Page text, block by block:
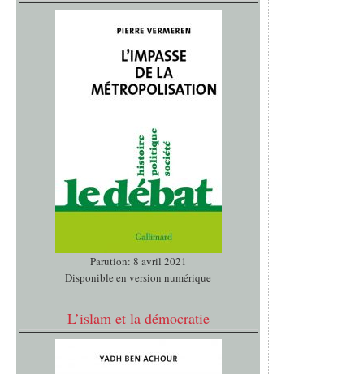
Parution: 8 avril 2021
Disponible en version numérique
L’islam et la démocratie